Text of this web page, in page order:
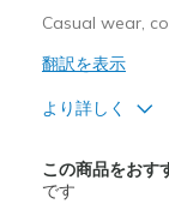
Casual wear,
翻訳を表示
より詳しく
Attractive Design
この商品をおす
です